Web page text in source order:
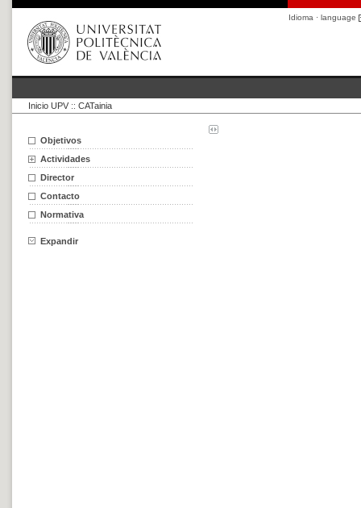
Idioma · language
Inicio UPV :: CATainia
Objetivos
Actividades
Director
Contacto
Normativa
Expandir